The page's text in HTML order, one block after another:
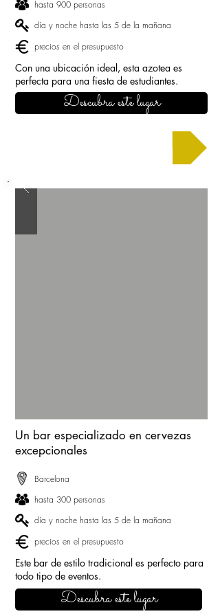
hasta 900 personas
día y noche hasta las 5 de la mañana
precios en el presupuesto
Con una ubicación ideal, esta azotea es
perfecta para una fiesta de estudiantes.
Descubra este lugar
Un bar especializado en cervezas
excepcionales
Barcelona
hasta 300 personas
día y noche hasta las 5 de la mañana
precios en el presupuesto
Este bar de estilo tradicional es perfecto para
todo tipo de eventos.
Descubra este lugar